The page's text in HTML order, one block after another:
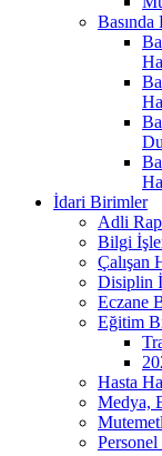
Basında
İdari Birimler
Adli
Bilgi
Çalışan
Disiplin
Eczane
Eğitim
Hasta
Medya,